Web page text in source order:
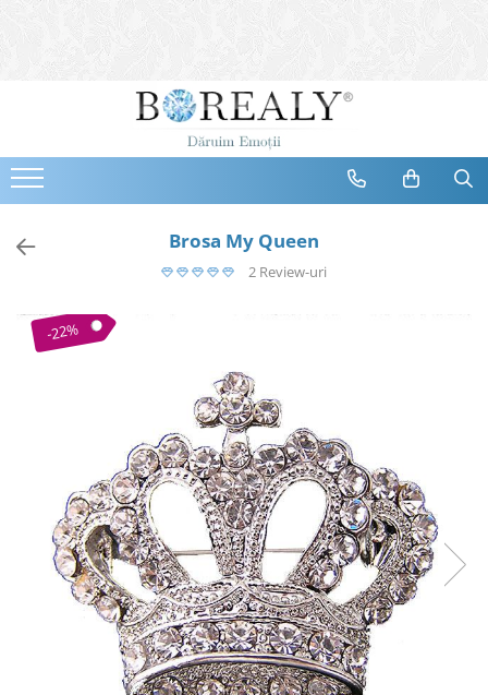
Bijuterii
Cercei
Bratari
Coliere
Tiare
Destinatari
Bijuterii Mirese
Reduceri
Cele mai noi
Cele mai vandute
Cele mai votate
0 Lei - 100 Lei
Brosa My Queen
2 Review-uri
-22%